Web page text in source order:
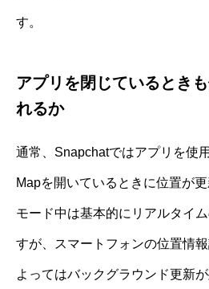
す。
アプリを閉じているとき
れるか
通常、Snapchatではアプリを使
Mapを開いているときに位置が
モード中は基本的にリアルタイ
すが、スマートフォンの位置情
よってはバックグラウンド更新